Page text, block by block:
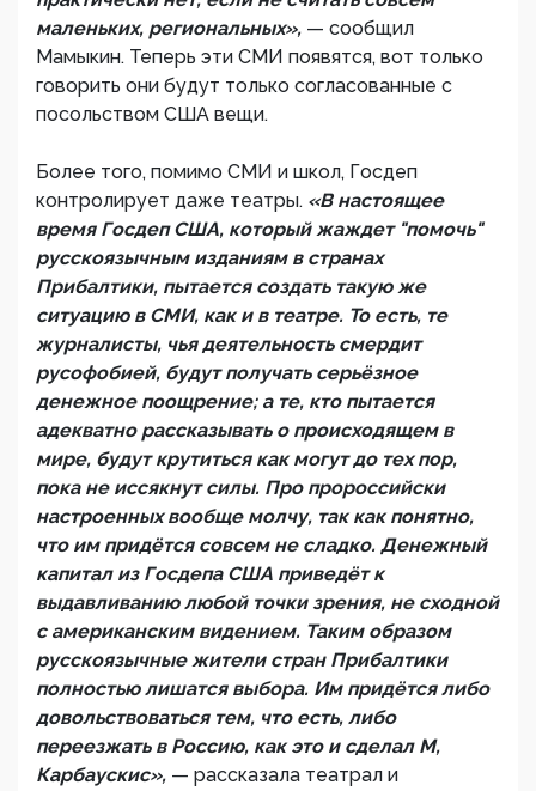
маленьких, региональных», — сообщил
Мамыкин. Теперь эти СМИ появятся, вот только
говорить они будут только согласованные с
посольством США вещи.
Более того, помимо СМИ и школ, Госдеп
контролирует даже театры. «В настоящее
время Госдеп США, который жаждет "помочь"
русскоязычным изданиям в странах
Прибалтики, пытается создать такую же
ситуацию в СМИ, как и в театре. То есть, те
журналисты, чья деятельность смердит
русофобией, будут получать серьёзное
денежное поощрение; а те, кто пытается
адекватно рассказывать о происходящем в
мире, будут крутиться как могут до тех пор,
пока не иссякнут силы. Про пророссийски
настроенных вообще молчу, так как понятно,
что им придётся совсем не сладко. Денежный
капитал из Госдепа США приведёт к
выдавливанию любой точки зрения, не сходной
с американским видением. Таким образом
русскоязычные жители стран Прибалтики
полностью лишатся выбора. Им придётся либо
довольствоваться тем, что есть, либо
переезжать в Россию, как это и сделал М,
Карбаускис», — рассказала театрал и